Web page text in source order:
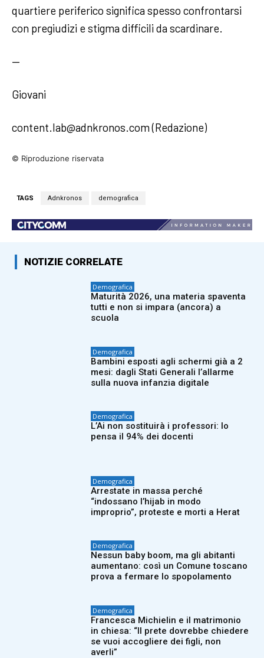
quartiere periferico significa spesso confrontarsi
con pregiudizi e stigma difficili da scardinare.
—
Giovani
content.lab@adnkronos.com (Redazione)
© Riproduzione riservata
TAGS Adnkronos demografica
NOTIZIE CORRELATE
Demografica
Maturità 2026, una materia spaventa
tutti e non si impara (ancora) a
scuola
Demografica
Bambini esposti agli schermi già a 2
mesi: dagli Stati Generali l’allarme
sulla nuova infanzia digitale
Demografica
L’Ai non sostituirà i professori: lo
pensa il 94% dei docenti
Demografica
Arrestate in massa perché
“indossano l’hijab in modo
improprio”, proteste e morti a Herat
Demografica
Nessun baby boom, ma gli abitanti
aumentano: così un Comune toscano
prova a fermare lo spopolamento
Demografica
Francesca Michielin e il matrimonio
in chiesa: “Il prete dovrebbe chiedere
se vuoi accogliere dei figli, non
averli”